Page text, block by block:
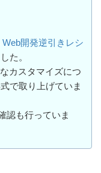
開発逆引きレシ
た。
カスタマイズにつ
で取り上げていま
認も行っていま